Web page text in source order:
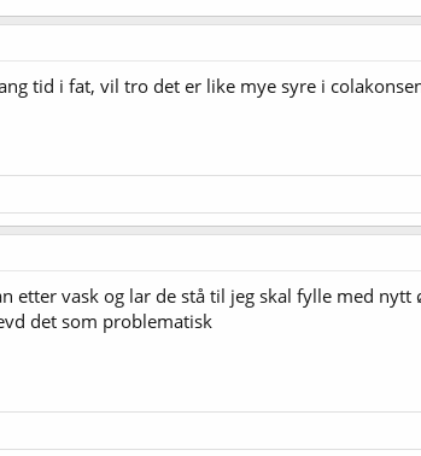
tid i fat, vil tro det er like mye syre i
etter vask og lar de stå til jeg skal fylle med
det som problematisk